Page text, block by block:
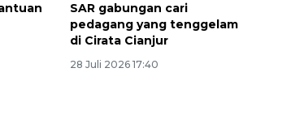
SAR gabungan cari
pedagang yang tenggelam
di Cirata Cianjur
28 Juli 2026 17:40
Memberantas kejahatan
jalanan Jakarta